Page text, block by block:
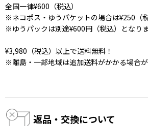
全国一律¥600（税込）
※ネコポス・ゆうパケットの場合は¥250（
※ゆうパックは別途¥600円（税込）となりま
¥3,980（税込）以上で送料無料！
※離島・一部地域は追加送料がかかる場合が
返品・交換について